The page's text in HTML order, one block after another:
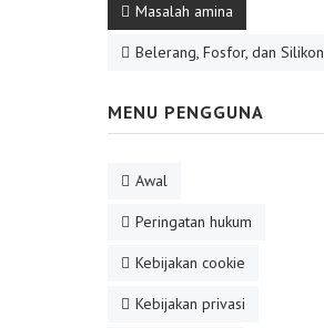
Masalah amina
Belerang, Fosfor, dan Silikon
MENU PENGGUNA
Awal
Peringatan hukum
Kebijakan cookie
Kebijakan privasi